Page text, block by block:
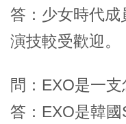
答：少女時代
演技較受歡迎。
問：EXO是一支
答：EXO是韓